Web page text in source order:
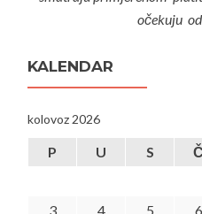
očekuju
KALENDAR
kolovoz 2026
P U S Č
3
4 5 6